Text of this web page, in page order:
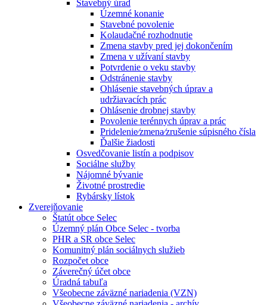
Stavebný úrad
Územné konanie
Stavebné povolenie
Kolaudačné rozhodnutie
Zmena stavby pred jej dokončením
Zmena v užívaní stavby
Potvrdenie o veku stavby
Odstránenie stavby
Ohlásenie stavebných úprav a
udržiavacích prác
Ohlásenie drobnej stavby
Povolenie terénnych úprav a prác
Pridelenie⁄zmena⁄zrušenie súpisného čísla
Ďalšie žiadosti
Osvedčovanie listín a podpisov
Sociálne služby
Nájomné bývanie
Životné prostredie
Rybársky lístok
Zverejňovanie
Štatút obce Selec
Územný plán Obce Selec - tvorba
PHR a SR obce Selec
Komunitný plán sociálnych služieb
Rozpočet obce
Záverečný účet obce
Úradná tabuľa
Všeobecne záväzné nariadenia (VZN)